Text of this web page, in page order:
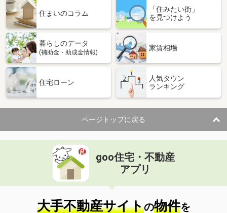
住まいのコラム
「住みたい街」
を見つけよう
暮らしのデータ
(補助金・助成金情報)
家賃相場
住宅ローン
人気タウン
ランキング
ページトップに戻る
goo住宅・不動産
アプリ
大手不動産サイトの物件を